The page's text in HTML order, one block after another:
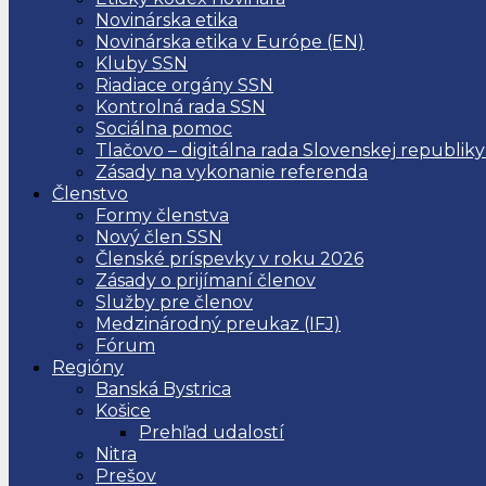
Novinárska etika
Novinárska etika v Európe (EN)
Kluby SSN
Riadiace orgány SSN
Kontrolná rada SSN
Sociálna pomoc
Tlačovo – digitálna rada Slovenskej republiky
Zásady na vykonanie referenda
Členstvo
Formy členstva
Nový člen SSN
Členské príspevky v roku 2026
Zásady o prijímaní členov
Služby pre členov
Medzinárodný preukaz (IFJ)
Fórum
Regióny
Banská Bystrica
Košice
Prehľad udalostí
Nitra
Prešov